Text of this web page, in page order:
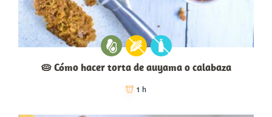
🥧 Cómo hacer torta de auyama o calabaza
1 h